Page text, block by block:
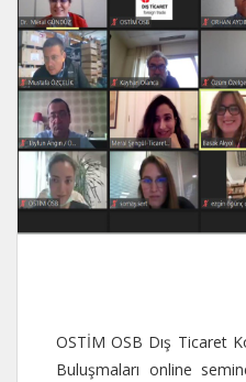
OSTİM OSB Dış Ticaret
Buluşmaları online